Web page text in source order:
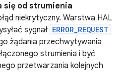
się od strumienia
niekrytyczny. Warstwa HAL
sygnał ERROR_REQUEST
żądania przechwytywania
strumienia i być
przetwarzania kolejnych